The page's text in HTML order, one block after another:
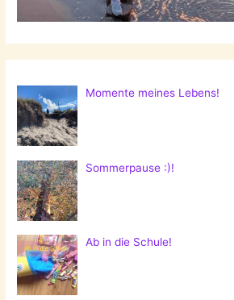
Momente meines Lebens!
Sommerpause :)!
Ab in die Schule!